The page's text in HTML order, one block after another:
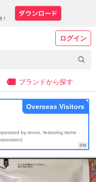
ログイン
ブランドから探す
by tenso, featuring items
Overseas Visitors